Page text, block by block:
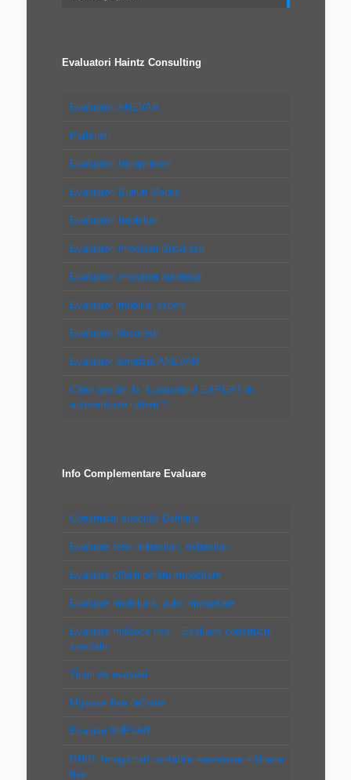
Evaluatori Haintz Consulting
Evaluatori ANEVAR
Parteneri
Evaluatori Intreprinderi
Evaluatori Bunuri Mobile
Evaluatori Imobiliari
Evaluatori imobiliari Bucureşti
Evaluatori imobiliari autorizaţi
Evaluator imobiliar expert
Evaluator Bucureşti
Evaluator autorizat ANEVAR
Când apelăm la “Evaluatorul EXPERT în
autovehicule rutiere”?
Info Complementare Evaluare
Constructii speciale Definitie
Evaluare teren intravilan, extravilan
Evaluare clădiri pentru impozitare
Evaluare imobiliara, auto, impozitare
Evaluare mijloace fixe – Evaluare constructii
speciale
Tipuri de evaluări
Mijloace fixe definitie
Evaluări ANEVAR
GHID: Inregistrari contabile reevaluare mijloace
fixe